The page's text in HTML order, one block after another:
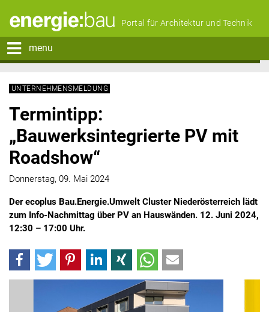
Portal für Architektur und Technik
menu
UNTERNEHMENSMELDUNG
Termintipp:
„Bauwerksintegrierte PV mit
Roadshow“
Donnerstag, 09. Mai 2024
Der ecoplus Bau.Energie.Umwelt Cluster Niederösterreich lädt
zum Info-Nachmittag über PV an Hauswänden. 12. Juni 2024,
12:30 – 17:00 Uhr.